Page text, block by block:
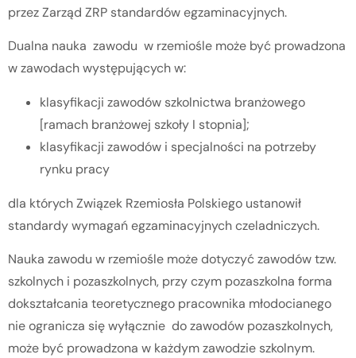
przez Zarząd ZRP standardów egzaminacyjnych.
Dualna nauka zawodu w rzemiośle może być prowadzona
w zawodach występujących w:
klasyfikacji zawodów szkolnictwa branżowego
[ramach branżowej szkoły I stopnia];
klasyfikacji zawodów i specjalności na potrzeby
rynku pracy
dla których Związek Rzemiosła Polskiego ustanowił
standardy wymagań egzaminacyjnych czeladniczych.
Nauka zawodu w rzemiośle może dotyczyć zawodów tzw.
szkolnych i pozaszkolnych, przy czym pozaszkolna forma
dokształcania teoretycznego pracownika młodocianego
nie ogranicza się wyłącznie do zawodów pozaszkolnych,
może być prowadzona w każdym zawodzie szkolnym.